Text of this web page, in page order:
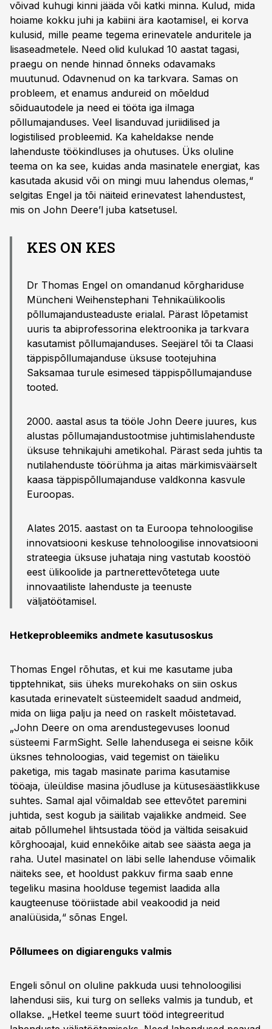
võivad kuhugi kinni jääda või katki minna. Kulud, mida
hoiame kokku juhi ja kabiini ära kaotamisel, ei korva
kulusid, mille peame tegema erinevatele anduritele ja
lisaseadmetele. Need olid kulukad 10 aastat tagasi,
praegu on nende hinnad õnneks odavamaks
muutunud. Odavnenud on ka tarkvara. Samas on
probleem, et enamus andureid on mõeldud
sõiduautodele ja need ei tööta iga ilmaga
põllumajanduses. Veel lisanduvad juriidilised ja
logistilised probleemid. Ka kaheldakse nende
lahenduste töökindluses ja ohutuses. Üks oluline
teema on ka see, kuidas anda masinatele energiat, kas
kasutada akusid või on mingi muu lahendus olemas,“
selgitas Engel ja tõi näiteid erinevatest lahendustest,
mis on John Deere’l juba katsetusel.
KES ON KES
Dr Thomas Engel on omandanud kõrghariduse
Müncheni Weihenstephani Tehnikaülikoolis
põllumajandusteaduste erialal. Pärast lõpetamist
uuris ta abiprofessorina elektroonika ja tarkvara
kasutamist põllumajanduses. Seejärel tõi ta Claasi
täppispõllumajanduse üksuse tootejuhina
Saksamaa turule esimesed täppispõllumajanduse
tooted.
2000. aastal asus ta tööle John Deere juures, kus
alustas põllumajandustootmise juhtimislahenduste
üksuse tehnikajuhi ametikohal. Pärast seda juhtis ta
nutilahenduste töörühma ja aitas märkimisväärselt
kaasa täppispõllumajanduse valdkonna kasvule
Euroopas.
Alates 2015. aastast on ta Euroopa tehnoloogilise
innovatsiooni keskuse tehnoloogilise innovatsiooni
strateegia üksuse juhataja ning vastutab koostöö
eest ülikoolide ja partnerettevõtetega uute
innovaatiliste lahenduste ja teenuste
väljatöötamisel.
Hetkeprobleemiks andmete kasutusoskus
Thomas Engel rõhutas, et kui me kasutame juba
tipptehnikat, siis üheks murekohaks on siin oskus
kasutada erinevatelt süsteemidelt saadud andmeid,
mida on liiga palju ja need on raskelt mõistetavad.
„John Deere on oma arendustegevuses loonud
süsteemi FarmSight. Selle lahendusega ei seisne kõik
üksnes tehnoloogias, vaid tegemist on täieliku
paketiga, mis tagab masinate parima kasutamise
tööaja, üleüldise masina jõudluse ja kütusesäästlikkuse
suhtes. Samal ajal võimaldab see ettevõtet paremini
juhtida, sest kogub ja säilitab vajalikke andmeid. See
aitab põllumehel lihtsustada tööd ja vältida seisakuid
kõrghooajal, kuid ennekõike aitab see säästa aega ja
raha. Uutel masinatel on läbi selle lahenduse võimalik
näiteks see, et hooldust pakkuv firma saab enne
tegeliku masina hoolduse tegemist laadida alla
kaugteenuse tööriistade abil veakoodid ja neid
analüüsida,“ sõnas Engel.
Põllumees on digiarenguks valmis
Engeli sõnul on oluline pakkuda uusi tehnoloogilisi
lahendusi siis, kui turg on selleks valmis ja tundub, et
ollakse. „Hetkel teeme suurt tööd integreeritud